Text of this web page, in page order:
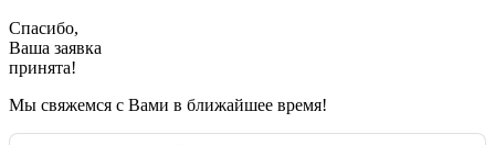
Спасибо,
Ваша заявка
принята!
Мы свяжемся с Вами в ближайшее время!